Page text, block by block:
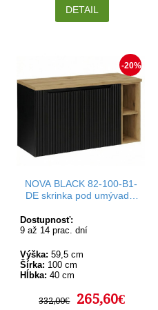
DETAIL
-20%
NOVA BLACK 82-100-B1-
DE skrinka pod umývadlo
Dostupnosť:
9 až 14 prac. dní
Výška: 59,5 cm
Šírka: 100 cm
Hĺbka: 40 cm
332,00€ 265,60€